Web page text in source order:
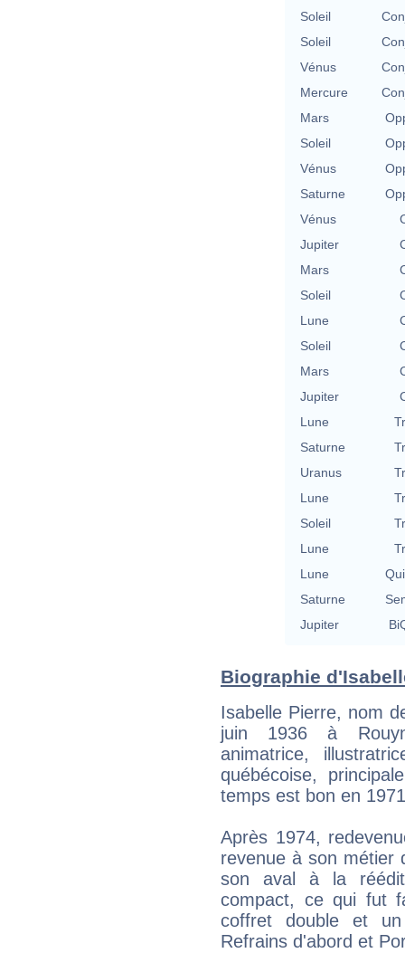
Soleil
Soleil
Vénus
Mercure
Mars
Soleil
Vénus
Saturne
Vénus
Jupiter
Mars
Soleil
Lune
Soleil
Mars
Jupiter
Lune
Saturne
Uranus
Lune
Soleil
Lune
Lune
Saturne
Jupiter
Biographie
Isabelle Pierre, nom
juin 1936 à
animatrice,
québécoise,
temps est bon en
Après 1974,
revenue à son métier
son aval à la
compact, ce qui fut
coffret double et
Refrains d'abord et